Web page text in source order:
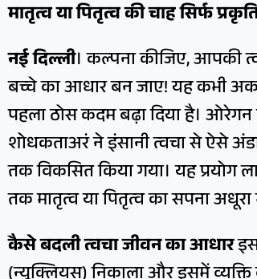
मातृत्व या पितृत्व की चाह सिर्फ
नई दिल्ली। कल्पना कीजिए, आपकी
बच्चे का आधार बन जाए! यह कभी
पहला ठोस कदम बढ़ा दिया है।
शोधकताअरं ने इंसानी त्वचा से ऐसे
तक विकसित किया गया। यह प्रयोग
तक मातृत्व या पितृत्व का सपना
कैसे बदली त्वचा जीवन का आधारइस